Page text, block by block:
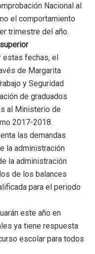
Nacional al
el comportamiento
trimestre del año.
estas fechas, el
de Margarita
y Seguridad
de graduados
al Ministerio de
2017-2018.
las demandas
la administración
la administración
de los balances
para el periodo
este año en
ya tiene respuesta
escolar para todos